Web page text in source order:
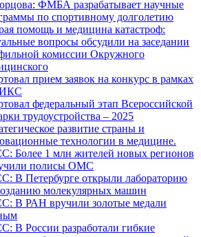
ФМБА разрабатывает научные
по спортивному долголетию
помощь и медицина катастроф:
вопросы обсудили на заседании
комиссии Окружного
прием заявок на конкурс в рамках
федеральный этап Всероссийской
трудоустройства – 2025
развитие страны и
технологии в медицине.
Более 1 млн жителей новых регионов
полисы ОМС
В Петербурге открыли лабораторию
молекулярных машин
В РАН вручили золотые медали
В России разработали гибкие